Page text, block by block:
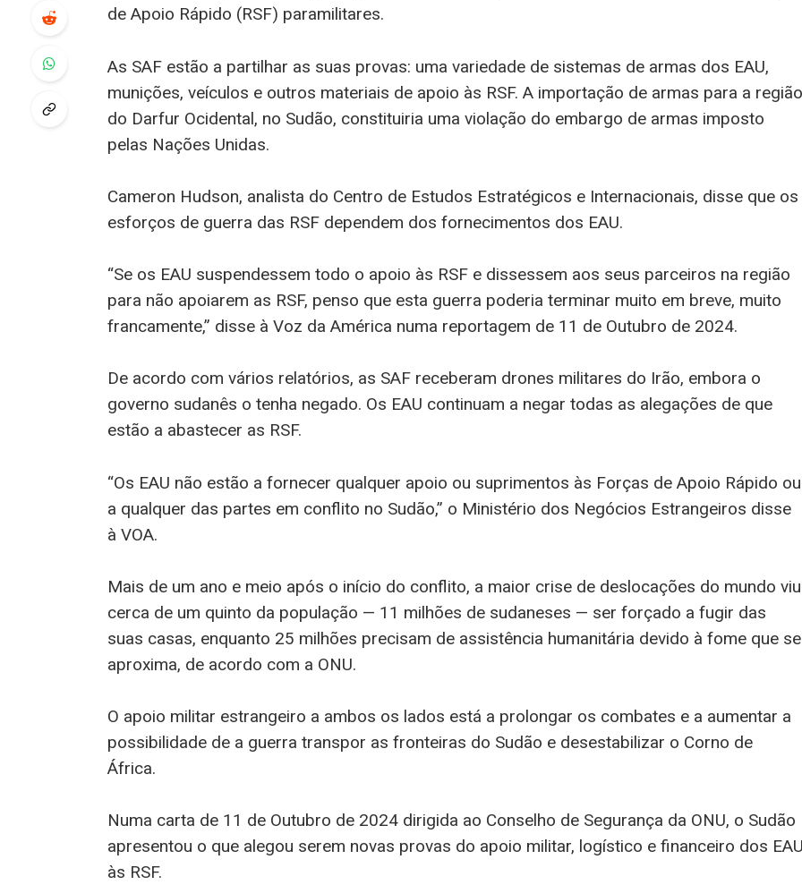
de Apoio Rápido (RSF) paramilitares.
As SAF estão a partilhar as suas provas: uma variedade de sistemas de armas dos EAU,
munições, veículos e outros materiais de apoio às RSF. A importação de armas para a região
do Darfur Ocidental, no Sudão, constituiria uma violação do embargo de armas imposto
pelas Nações Unidas.
Cameron Hudson, analista do Centro de Estudos Estratégicos e Internacionais, disse que os
esforços de guerra das RSF dependem dos fornecimentos dos EAU.
“Se os EAU suspendessem todo o apoio às RSF e dissessem aos seus parceiros na região
para não apoiarem as RSF, penso que esta guerra poderia terminar muito em breve, muito
francamente,” disse à Voz da América numa reportagem de 11 de Outubro de 2024.
De acordo com vários relatórios, as SAF receberam drones militares do Irão, embora o
governo sudanês o tenha negado. Os EAU continuam a negar todas as alegações de que
estão a abastecer as RSF.
“Os EAU não estão a fornecer qualquer apoio ou suprimentos às Forças de Apoio Rápido ou
a qualquer das partes em conflito no Sudão,” o Ministério dos Negócios Estrangeiros disse
à VOA.
Mais de um ano e meio após o início do conflito, a maior crise de deslocações do mundo viu
cerca de um quinto da população — 11 milhões de sudaneses — ser forçado a fugir das
suas casas, enquanto 25 milhões precisam de assistência humanitária devido à fome que se
aproxima, de acordo com a ONU.
O apoio militar estrangeiro a ambos os lados está a prolongar os combates e a aumentar a
possibilidade de a guerra transpor as fronteiras do Sudão e desestabilizar o Corno de
África.
Numa carta de 11 de Outubro de 2024 dirigida ao Conselho de Segurança da ONU, o Sudão
apresentou o que alegou serem novas provas do apoio militar, logístico e financeiro dos
às RSF.